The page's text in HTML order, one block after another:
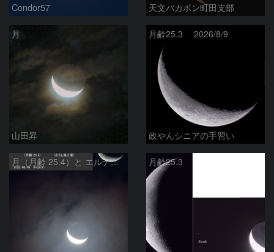
Condor57 天文バカボン町田支部
月
山田昇
月齢25.3 2026/8/9
政やんシニアの手習い
月（月齢 25.4）と エルナト（おうし座β星） 月齢25.3